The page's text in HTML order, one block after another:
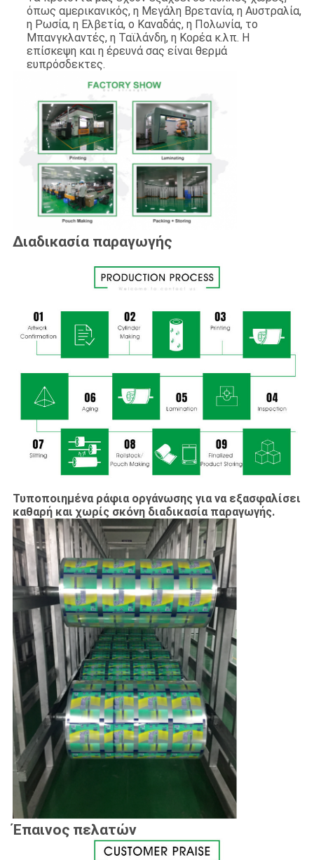
όπως αμερικανικός, η Μεγάλη Βρετανία, η Αυστραλία,
η Ρωσία, η Ελβετία, ο Καναδάς, η Πολωνία, το
Μπανγκλαντές, η Ταϊλάνδη, η Κορέα κ.λπ. Η
επίσκεψη και η έρευνά σας είναι θερμά
ευπρόσδεκτες.
Διαδικασία παραγωγής
Τυποποιημένα ράφια οργάνωσης για να εξασφαλίσει
καθαρή και χωρίς σκόνη διαδικασία παραγωγής.
Έπαινος πελατών